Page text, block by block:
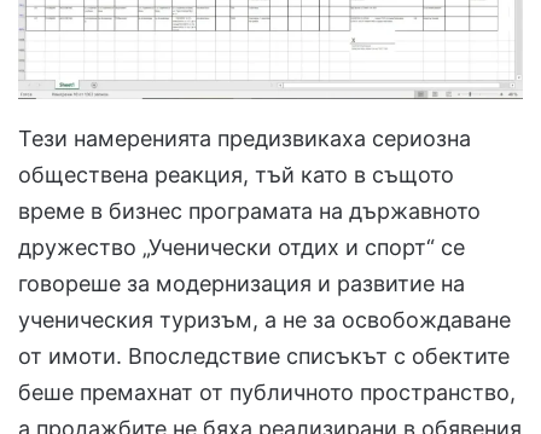
Тези намеренията предизвикаха сериозна
обществена реакция, тъй като в същото
време в бизнес програмата на държавното
дружество „Ученически отдих и спорт“ се
говореше за модернизация и развитие на
ученическия туризъм, а не за освобождаване
от имоти. Впоследствие списъкът с обектите
беше премахнат от публичното пространство,
а продажбите не бяха реализирани в обявения